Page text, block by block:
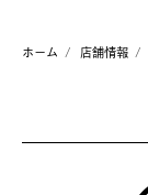
ホーム 店舗情報